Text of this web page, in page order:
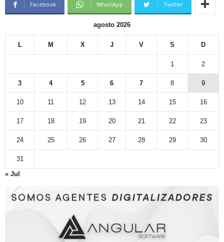
Facebook WhatsApp Twitter
agosto 2026
L M X J V S D
1 2
3 4 5 6 7 8 9
10 11 12 13 14 15 16
17 18 19 20 21 22 23
24 25 26 27 28 29 30
31
« Jul